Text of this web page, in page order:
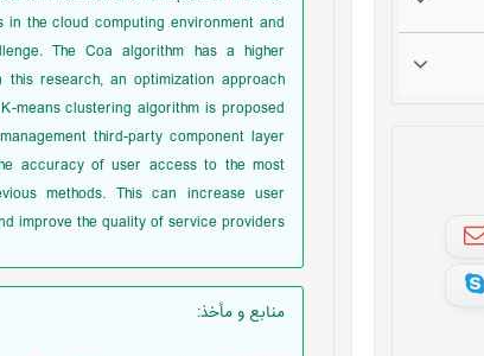
the cloud computing environment and
The Coa algorithm has a higher
research, an optimization approach
means clustering algorithm is proposed
third-party component layer
accuracy of user access to the most
methods. This can increase user
improve the quality of service providers.
منابع و مأخذ: